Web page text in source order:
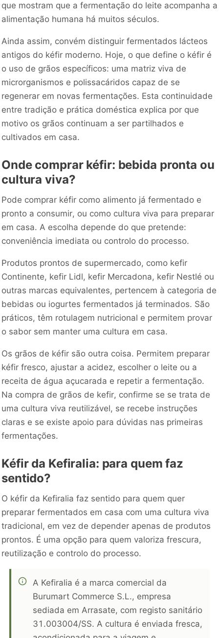
que mostram que a fermentação do leite acompanha a
alimentação humana há muitos séculos.
Ainda assim, convém distinguir fermentados lácteos
antigos do kéfir moderno. Hoje, o que define o kéfir é
o uso de grãos específicos: uma matriz viva de
microrganismos e polissacáridos capaz de se
regenerar em novas fermentações. Esta continuidade
entre tradição e prática doméstica explica por que
motivo os grãos continuam a ser partilhados e
cultivados em casa.
Onde comprar kéfir: bebida pronta ou
cultura viva?
Pode comprar kéfir como alimento já fermentado e
pronto a consumir, ou como cultura viva para preparar
em casa. A escolha depende do que pretende:
conveniência imediata ou controlo do processo.
Produtos prontos de supermercado, como kefir
Continente, kefir Lidl, kefir Mercadona, kefir Nestlé ou
outras marcas equivalentes, pertencem à categoria de
bebidas ou iogurtes fermentados já terminados. São
práticos, têm rotulagem nutricional e permitem provar
o sabor sem manter uma cultura em casa.
Os grãos de kéfir são outra coisa. Permitem preparar
kéfir fresco, ajustar a acidez, escolher o leite ou a
receita de água açucarada e repetir a fermentação.
Na compra de grãos de kefir, confirme se se trata de
uma cultura viva reutilizável, se recebe instruções
claras e se existe apoio para dúvidas nas primeiras
fermentações.
Kéfir da Kefiralia: para quem faz
sentido?
O kéfir da Kefiralia faz sentido para quem quer
preparar fermentados em casa com uma cultura viva
tradicional, em vez de depender apenas de produtos
prontos. É uma opção para quem valoriza frescura,
reutilização e controlo do processo.
A Kefiralia é a marca comercial da
Burumart Commerce S.L., empresa
sediada em Arrasate, com registo sanitário
31.003004/SS. A cultura é enviada fresca,